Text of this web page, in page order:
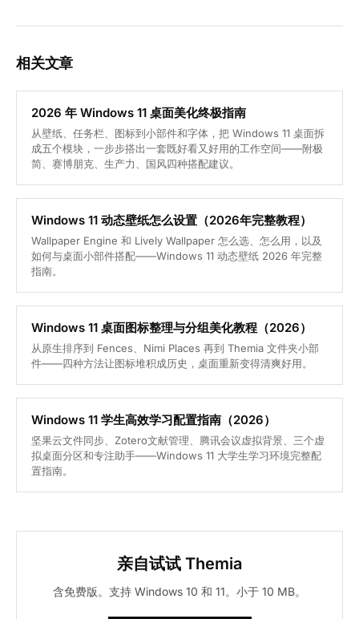
相关文章
2026 年 Windows 11 桌面美化终极指南
从壁纸、任务栏、图标到小部件和字体，把 Windows 11 桌面拆
成五个模块，一步步搭出一套既好看又好用的工作空间——附极
简、赛博朋克、生产力、国风四种搭配建议。
Windows 11 动态壁纸怎么设置（2026年完整教程）
Wallpaper Engine 和 Lively Wallpaper 怎么选、怎么用，以及
如何与桌面小部件搭配——Windows 11 动态壁纸 2026 年完整
指南。
Windows 11 桌面图标整理与分组美化教程（2026）
从原生排序到 Fences、Nimi Places 再到 Themia 文件夹小部
件——四种方法让图标堆积成历史，桌面重新变得清爽好用。
Windows 11 学生高效学习配置指南（2026）
坚果云文件同步、Zotero文献管理、腾讯会议虚拟背景、三个虚
拟桌面分区和专注助手——Windows 11 大学生学习环境完整配
置指南。
亲自试试 Themia
含免费版。支持 Windows 10 和 11。小于 10 MB。